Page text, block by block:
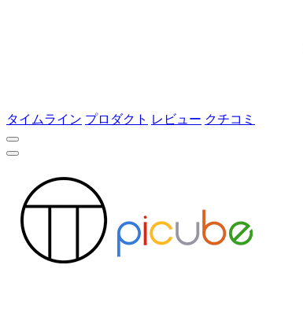
タイムライン プロダクト レビュー クチコミ